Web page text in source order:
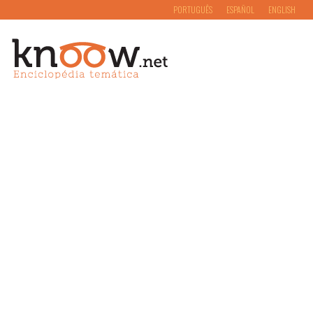
PORTUGUÊS ESPAÑOL ENGLISH